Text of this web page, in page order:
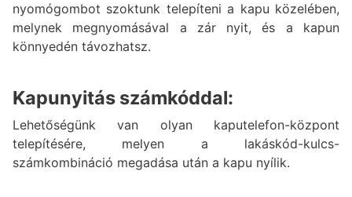
nyomógombot szoktunk telepíteni a kapu közelében,
melynek megnyomásával a zár nyit, és a kapun
könnyedén távozhatsz.
Kapunyitás számkóddal:
Lehetőségünk van olyan kaputelefon-központ
telepítésére, melyen a lakáskód-kulcs-
számkombináció megadása után a kapu nyílik.